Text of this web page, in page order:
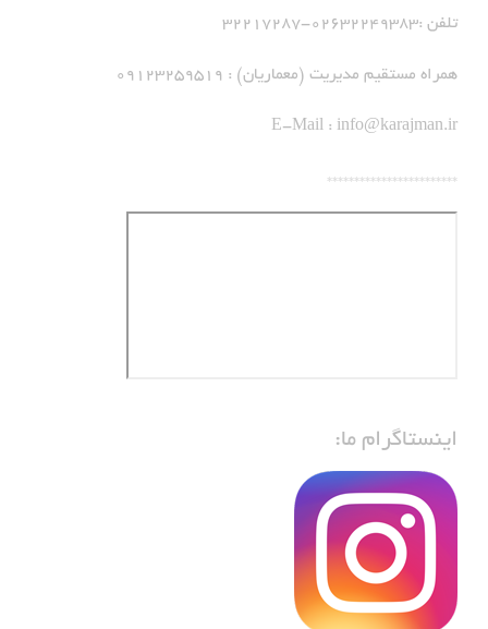
تلفن :02632249383-32217287
همراه مستقیم مدیریت (معماریان) : 09123259519
E-Mail : info@karajman.ir
************************
اینستاگرام ما: